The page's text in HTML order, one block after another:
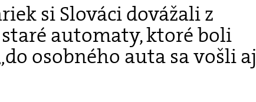
si Slováci dovážali z
automaty, ktoré boli
osobného auta sa vošli aj